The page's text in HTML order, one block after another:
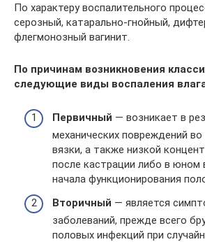
По характеру воспалительного
серозный, катарально-гнойный,
флегмонозный вагинит.
По причинам возникновения
следующие виды воспаления
Первичный — возникает в
механических повреждений
вязки, а также низкой
после кастрации либо в юном
начала функционирования
Вторичный — является
заболеваний, прежде всего
половых инфекций при